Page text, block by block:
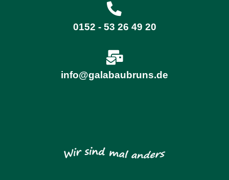
0152 - 53 26 49 20
info@galabaubruns.de